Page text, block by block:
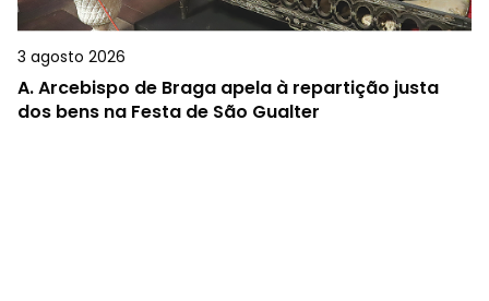
3 agosto 2026
A.Arcebispo de Braga apela à repartição justa
dos bens na Festa de São Gualter